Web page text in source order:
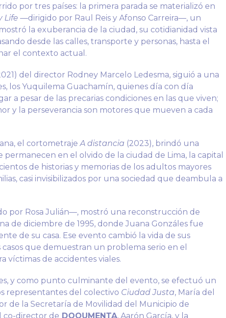
por tres países: la primera parada se materializó en
Life —dirigido por Raul Reis y Afonso Carreira—, un
la exuberancia de la ciudad, su cotidianidad vista
desde las calles, transporte y personas, hasta el
el contexto actual.
del director Rodney Marcelo Ledesma, siguió a una
los Yuquilema Guachamín, quienes día con día
a pesar de las precarias condiciones en las que viven;
y la perseverancia son motores que mueven a cada
el cortometrajeA distancia (2023), brindó una
permanecen en el olvido de la ciudad de Lima, la capital
de historias y memorias de los adultos mayores
casi invisibilizados por una sociedad que deambula a
por Rosa Julián—, mostró una reconstrucción de
de diciembre de 1995, donde Juana Gonzáles fue
de su casa. Ese evento cambió la vida de sus
que demuestran un problema serio en el
víctimas de accidentes viales.
y como punto culminante del evento, se efectuó un
representantes del colectivo Ciudad Justa, María del
de la Secretaría de Movilidad del Municipio de
co-director de DOQUMENTA, Aarón García, y la